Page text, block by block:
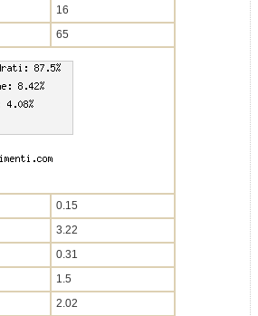
16
65
0.15
3.22
0.31
1.5
2.02